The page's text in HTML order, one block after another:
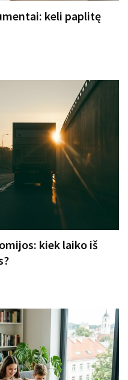
keli paplitę
kiek laiko iš